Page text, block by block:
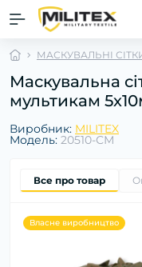
МАСКУВАЛЬНІ
Маскувальна
мультикам
Виробник: MILITEX
Модель: 20510-СМ
Все про товар
Власне виробництво